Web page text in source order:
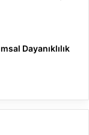
Dayanıklılık